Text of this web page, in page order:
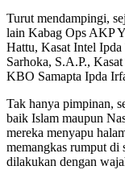
Turut mendampingi,
lain Kabag Ops AKP
Hattu, Kasat Intel
Sarhoka, S.A.P.,
KBO Samapta Ipda
Tak hanya pimpinan,
baik Islam maupun
mereka menyapu
memangkas rumput di
dilakukan dengan